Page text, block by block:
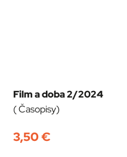
Film a doba 2/2024
( Časopisy)
3,50€